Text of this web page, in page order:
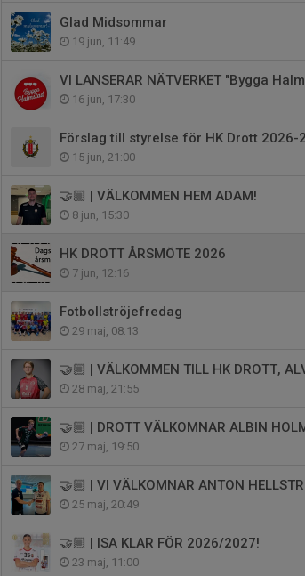
Glad Midsommar
19 jun, 11:49
VI LANSERAR NÄTVERKET "Bygga
16 jun, 17:30
Förslag till styrelse för HK Drott 2026-
15 jun, 21:00
🤝🏼 | VÄLKOMMEN HEM ADAM!
8 jun, 15:30
HK DROTT ÅRSMÖTE 2026
7 jun, 12:16
Fotbollströjefredag
29 maj, 08:13
🤝🏼 | VÄLKOMMEN TILL HK DROTT,
28 maj, 21:55
🤝🏼 | DROTT VÄLKOMNAR ALBIN
27 maj, 19:50
🤝🏼 | VI VÄLKOMNAR ANTON
25 maj, 20:49
🤝🏼 | ISA KLAR FÖR 2026/2027!
23 maj, 11:00